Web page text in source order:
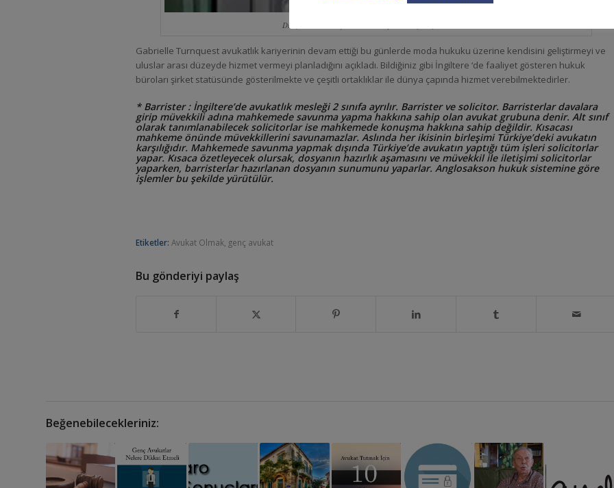
Dünyanın En Genç Avukatı – Filipino Jozef Maynard Erece
Gabrielle Turnquest avukatlık kariyerinin devam ettiği bu günlerde moda hukuku üzerine kendisini geliştirmeyi ve
uluslar arası düzeyde hizmet vermeyi planladığını açıkladı. Bildiğiniz gibi İngiltere ‘de faaliyet gösteren hukuk
büroları şirket statüsünde gösterilmekte ve çeşitli ortaklıklar ile dünya çapında hizmet verebilmektedirler.
* Barrister : İngiltere’de avukatlık mesleği 2 sınıfa ayrılır. Barrister ve solicitor. Barristerlar davalara
girip müvekkili adına mahkemede savunma yapma hakkına sahip olan avukat grubuna denir. Alt sınıf
olarak tanımlanabilecek solicitorlar ise mahkemede konuşma hakkına sahip değildir. Kısacası
mahkeme önünde müvekkillerini savunamazlar. Aslında her ikisinin birleşimi Türkiye’deki avukatın
karşılığıdır. Mahkemede savunma yapmak dışında Türkiye’de avukatın yaptığı tüm işleri solicitorlar
yapar. Kısaca özetleyecek olursak, dosyanın hazırlık aşamasını ve müvekkil ile iletişimi solicitorlar
yaparken, barristerlar hazırlanan dosyanın sunumunu yaparlar. Anglosakson hukuk sistemine göre
işlemler bu şekilde yürütülür.
Etiketler: Avukat Olmak genç avukat
Bu gönderiyi paylaş
Beğenebilecekleriniz: